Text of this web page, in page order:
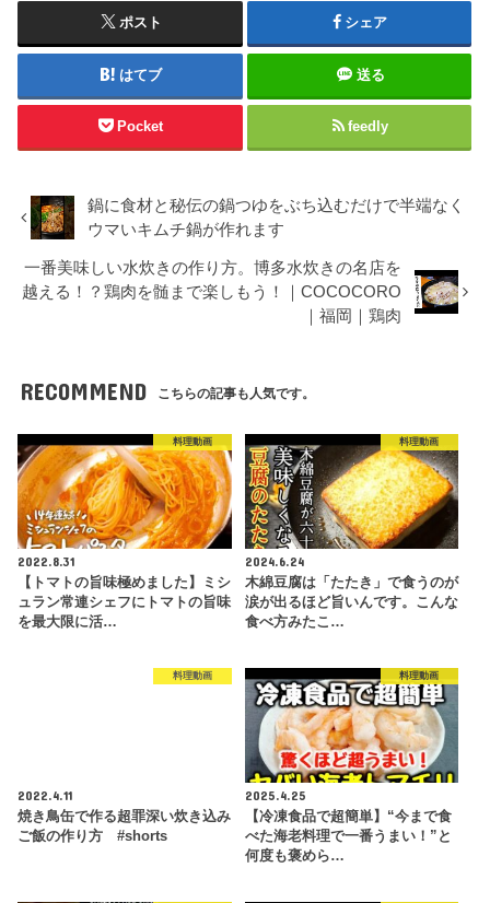
ポスト シェア
はてブ 送る
Pocket feedly
鍋に食材と秘伝の鍋つゆをぶち込むだけで半端なく
ウマいキムチ鍋が作れます
一番美味しい水炊きの作り方。博多水炊きの名店を
越える！？鶏肉を髄まで楽しもう！｜COCOCORO
｜福岡｜鶏肉
RECOMMEND こちらの記事も人気です。
料理動画
2022.8.31
【トマトの旨味極めました】ミシ
ュラン常連シェフにトマトの旨味
を最大限に活…
料理動画
2024.6.24
木綿豆腐は「たたき」で食うのが
涙が出るほど旨いんです。こんな
食べ方みたこ…
料理動画
2022.4.11
焼き鳥缶で作る超罪深い炊き込み
ご飯の作り方 #shorts
料理動画
2025.4.25
【冷凍食品で超簡単】“今まで食
べた海老料理で一番うまい！”と
何度も褒めら…